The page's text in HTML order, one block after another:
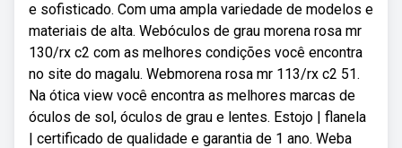
e sofisticado. Com uma ampla variedade de modelos e
materiais de alta. Webóculos de grau morena rosa mr
130/rx c2 com as melhores condições você encontra
no site do magalu. Webmorena rosa mr 113/rx c2 51.
Na ótica view você encontra as melhores marcas de
óculos de sol, óculos de grau e lentes. Estojo | flanela
| certificado de qualidade e garantia de 1 ano. Weba